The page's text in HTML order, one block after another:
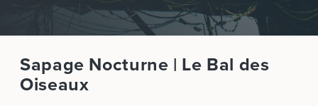
Sapage Nocturne | Le Bal des
Oiseaux